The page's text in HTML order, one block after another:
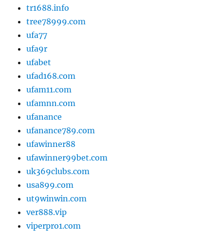
tr1688.info
tree78999.com
ufa77
ufa9r
ufabet
ufad168.com
ufam11.com
ufamnn.com
ufanance
ufanance789.com
ufawinner88
ufawinner99bet.com
uk369clubs.com
usa899.com
ut9winwin.com
ver888.vip
viperpro1.com